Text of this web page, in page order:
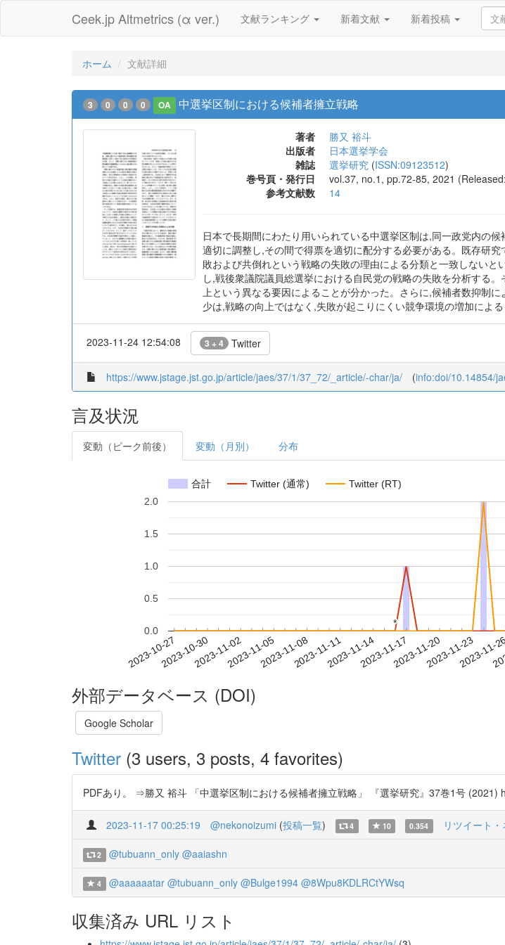
Ceek.jp Altmetrics (α ver.) 文献ランキング 新着文献 新着投稿
ホーム 文献詳細
3 0 0 0 OA 中選挙区制における候補者擁立戦略
著者
勝又 裕斗
出版者
日本選挙学会
雑誌
選挙研究 (ISSN:09123512)
巻号頁・発行日
vol.37, no.1, pp.72-85, 2021
参考文献数
14
日本で長期間にわたり用いられている中選挙区制は,同一政党内の
適切に調整し,その間で得票を適切に配分する必要がある。既存研
敗および共倒れという戦略の失敗の理由による分類と一致しない
し,戦後衆議院議員総選挙における自民党の戦略の失敗を分析する
上という異なる要因によることが分かった。さらに,候補者数抑制
少は,戦略の向上ではなく,失敗が起こりにくい競争環境の増加による
2023-11-24 12:54:08 3 + 4 Twitter
https://www.jstage.jst.go.jp/article/jaes/37/1/37_72/_article/-char/ja/ (info:doi/10.14854/
言及状況
変動（ピーク前後） 変動（月別） 分布
合計 Twitter (通常) Twitter (RT)
2023-10-272023-10-302023-11-022023-11-052023-11-082023-11-112023-11-142023-11-172023-11-202023-11-232023-11-
0.0
0.5
1.0
1.5
2.0
*
*
外部データベース (DOI)
Google Scholar
Twitter (3 users, 3 posts, 4 favorites)
PDFあり。 ⇒勝又 裕斗 「中選挙区制における候補者擁立戦略」 『選挙研究』37巻1号 (2021)
2023-11-17 00:25:19 @nekonoizumi (投稿一覧) 4 10 0.354 リツイート
2 @tubuann_only @aaiashn
4 @aaaaaatar @tubuann_only @Bulge1994 @8Wpu8KDLRCtYWsq
収集済み URL リスト